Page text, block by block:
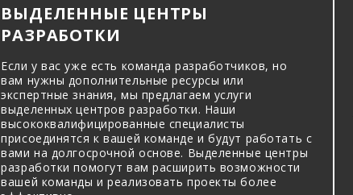
ВЫДЕЛЕННЫЕ ЦЕНТРЫ
РАЗРАБОТКИ
Если у вас уже есть команда разработчиков, но
вам нужны дополнительные ресурсы или
экспертные знания, мы предлагаем услуги
выделенных центров разработки. Наши
высококвалифицированные специалисты
присоединятся к вашей команде и будут работать с
вами на долгосрочной основе. Выделенные центры
разработки помогут вам расширить возможности
вашей команды и реализовать проекты более